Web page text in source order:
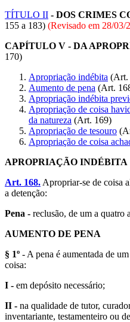
TÍTULO II - DOS CRIMES
155 a 183) (Revisado em 28/03/
CAPÍTULO V - DA
170)
Apropriação indébita (Art.
Aumento de pena (Art.
Apropriação indébita
Apropriação de coisa
da natureza (Art. 169)
Apropriação de tesouro
Apropriação de coisa
APROPRIAÇÃO INDÉBITA
Art. 168. Apropriar-se de coisa
a detenção:
Pena - reclusão, de um a quatro
AUMENTO DE PENA
§ 1º - A pena é aumentada de
coisa:
I - em depósito necessário;
II - na qualidade de tutor,
inventariante, testamenteiro ou